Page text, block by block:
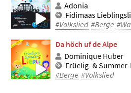
Adonia
Fidimaas
#Volkslied #Berge
Da höch uf de Alpe
Dominique Huber
Früelig- &
#Berge #Volkslied